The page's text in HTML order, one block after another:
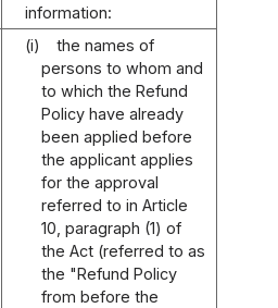
information:
(i)
the names of
persons to whom and
to which the Refund
Policy have already
been applied before
the applicant applies
for the approval
referred to in Article
10, paragraph (1) of
the Act (referred to as
the "Refund Policy
from before the